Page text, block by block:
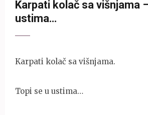
Karpati kolač sa višnjama
ustima…
Karpati kolač sa višnjama.
Topi se u ustima…